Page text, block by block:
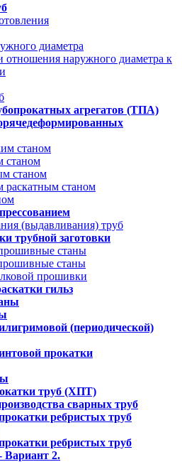
диаметра
отношения наружного диаметра к
агрегатов (ТПА)
станом
станом
станом
раскатным станом
(выдавливания) труб
трубной заготовки
станы
станы
прошивки
гильз
(периодической)
прокатки
труб (ХПТ)
сварных труб
ребристых труб
ребристых труб
Вариант 2.